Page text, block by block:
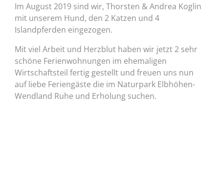
Im August 2019 sind wir, Thorsten & Andrea Koglin
mit unserem Hund, den 2 Katzen und 4
Islandpferden eingezogen.
Mit viel Arbeit und Herzblut haben wir jetzt 2 sehr
schöne Ferienwohnungen im ehemaligen
Wirtschaftsteil fertig gestellt und freuen uns nun
auf liebe Feriengäste die im Naturpark Elbhöhen-
Wendland Ruhe und Erholung suchen.